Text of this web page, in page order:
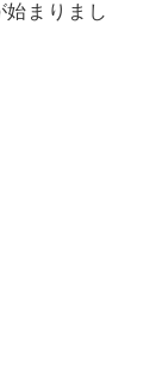
始まりまし